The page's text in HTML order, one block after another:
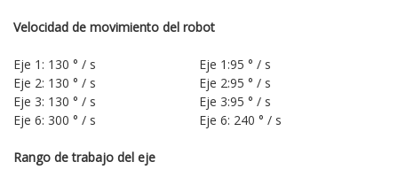
Velocidad de movimiento del robot
Eje 1: 130 ° / s
Eje 1:95 ° / s
Eje 2: 130 ° / s
Eje 2:95 ° / s
Eje 3: 130 ° / s
Eje 3:95 ° / s
Eje 6: 300 ° / s
Eje 6: 240 ° / s
Rango de trabajo del eje